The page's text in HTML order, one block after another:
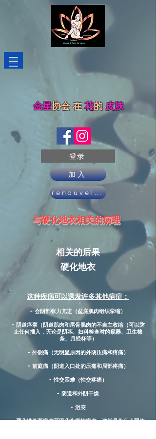
金星协会 在 花的 皮肤
登录
加入
renouveler son adhésion
与硬化地衣相关的病理
相关的后果
硬化地衣
这种疾病可以诱发许多其他病症：
- 会阴部张力亢进（盆底肌肉组织挛缩）
- 阴道痉挛（阴道肌肉和尾骨肌肉的不自主收缩（可以防
止任何插入，无论是阴茎、妇科检查时的窥器、卫生棉
条、月经杯等）
- 外阴痛（无明显原因的外阴压痛和疼痛）
- 前庭痛（阴道入口处的压痛和局部疼痛）
- 性交困难（性交疼痛）
- 阴道和外阴干燥
- 沮丧
- 硬化性苔藓病变可退化为癌性病变，这就是为什么即使